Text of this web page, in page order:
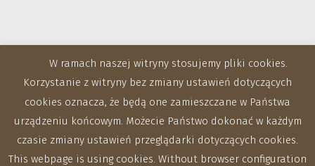
W ramach naszej witryny stosujemy pliki cookies.
Korzystanie z witryny bez zmiany ustawień dotyczących
cookies oznacza, że będą one zamieszczane w Państwa
urządzeniu końcowym. Możecie Państwo dokonać w każdym
czasie zmiany ustawień przeglądarki dotyczących cookies.
This webpage is using cookies. Without browser configuration